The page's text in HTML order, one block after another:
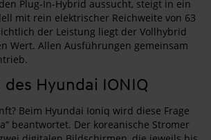
Plug-In-Hybrid aussucht, steigt in ein
mit rein elektrischer Reichweite von 63
der Leistung liegt der Vollhybrid
Wert. Allen Ausführungen gemeinsam
Hyundai IONIQ
Beim Hyundai Ioniq wird diese Frage
beantwortet. Der koreanische Stromer